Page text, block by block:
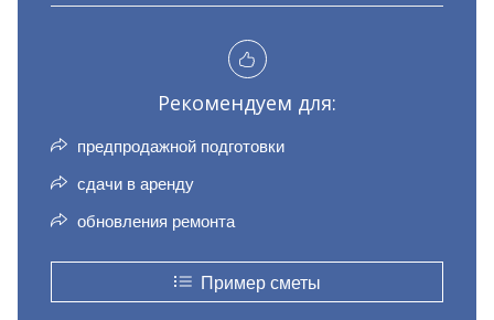
Рекомендуем для:
предпродажной подготовки
сдачи в аренду
обновления ремонта
Пример сметы